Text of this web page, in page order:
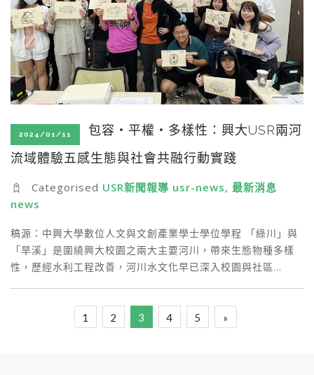
2024/01/11
包容‧平權‧多樣性：興大USR兩河
流域體驗五感生態與社會共融行動實踐
Categorised USR新聞報導 usr-news, 最新消息
news
稿源：中興大學數位人文與文創產業學士學位學程 「綠川」與
「旱溪」是圍繞興大校園之兩大主要河川，帶來生態物種多樣
性，歷經水利工程改善，河川水文化早已深入校園與社區…
1 2 3 4 5 »